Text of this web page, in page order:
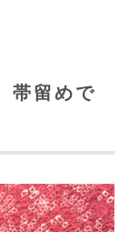
帯留めで